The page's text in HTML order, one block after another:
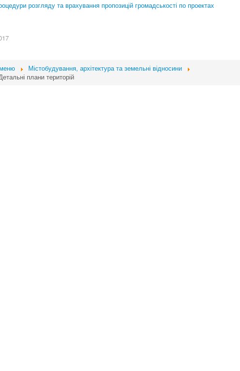
розгляду та врахування пропозицій громадськості по проектах
Містобудування, архітектура та земельні відносини
плани територій